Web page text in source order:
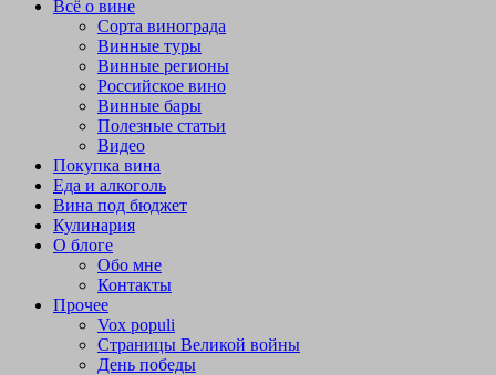
Всё о вине
Сорта винограда
Винные туры
Винные регионы
Российское вино
Винные бары
Полезные статьи
Видео
Покупка вина
Еда и алкоголь
Вина под бюджет
Кулинария
О блоге
Обо мне
Контакты
Прочее
Vox populi
Страницы Великой войны
День победы